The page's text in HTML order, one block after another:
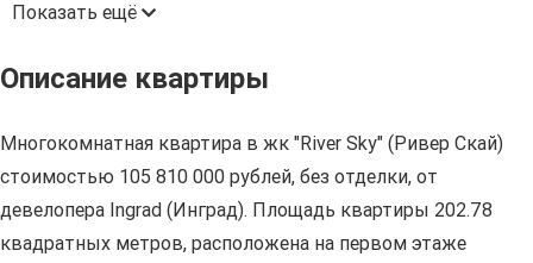
Показать ещё
Описание квартиры
Многокомнатная квартира в жк "River Sky" (Ривер Скай)
стоимостью 105 810 000 рублей, без отделки, от
девелопера Ingrad (Инград). Площадь квартиры 202.78
квадратных метров, расположена на первом этаже